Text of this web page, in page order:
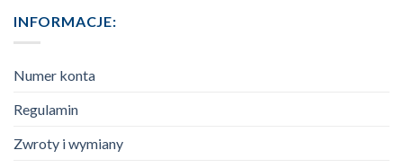
INFORMACJE:
Numer konta
Regulamin
Zwroty i wymiany